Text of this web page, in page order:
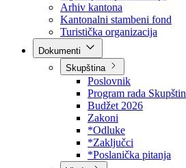
BPK šume
RTV BPK
Agencija za privatizaciju
Arhiv kantona
Kantonalni stambeni fond
Turistička organizacija
Skupština
Poslovnik
Program rada Skupštine
Budžet 2026
Zakoni